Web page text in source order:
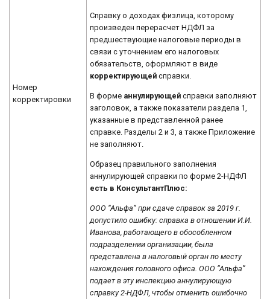
Номер
корректировки
Справку о доходах физлица, которому
произведен перерасчет НДФЛ за
предшествующие налоговые периоды в
связи с уточнением его налоговых
обязательств, оформляют в виде
корректирующей справки.
В форме аннулирующей справки заполняют
заголовок, а также показатели раздела 1,
указанные в представленной ранее
справке. Разделы 2 и 3, а также Приложение
не заполняют.
Образец правильного заполнения
аннулирующей справки по форме 2-НДФЛ
есть в КонсультантПлюс:
ООО “Альфа” при сдаче справок за 2019 г.
допустило ошибку: справка в отношении И.И.
Иванова, работающего в обособленном
подразделении организации, была
представлена в налоговый орган по месту
нахождения головного офиса. ООО “Альфа”
подает в эту инспекцию аннулирующую
справку 2-НДФЛ, чтобы отменить ошибочно